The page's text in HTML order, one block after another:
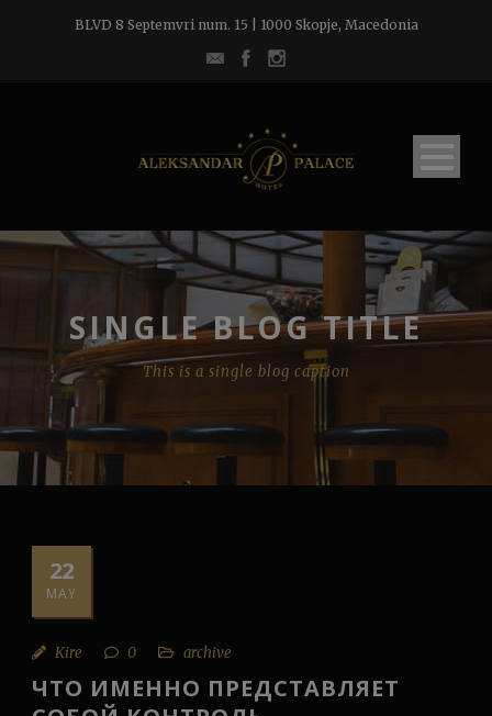
BLVD 8 Septemvri num. 15 | 1000 Skopje, Macedonia
SINGLE BLOG TITLE
This is a single blog caption
22
MAY
Kire 0 archive
ЧТО ИМЕННО ПРЕДСТАВЛЯЕТ